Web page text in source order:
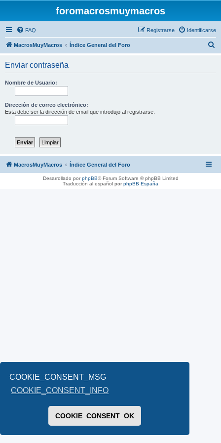
COOKIE_CONSENT_MSG
COOKIE_CONSENT_INFO
COOKIE_CONSENT_OK
foromacrosmuymacros
FAQ Identificarse
Registrarse
MacrosMuyMacros Índice General del Foro
Enviar contraseña
Nombre de Usuario:
Dirección de correo electrónico:
Esta debe ser la dirección de email que introdujo al registrarse.
MacrosMuyMacros Índice General del Foro
Desarrollado porphpBB® Forum Software © phpBB Limited
Traducción al español porphpBB España